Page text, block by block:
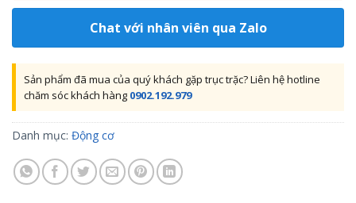
Chat với nhân viên qua Zalo
Sản phẩm đã mua của quý khách gặp trục trặc? Liên hệ hotline
chăm sóc khách hàng 0902.192.979
Danh mục: Động cơ